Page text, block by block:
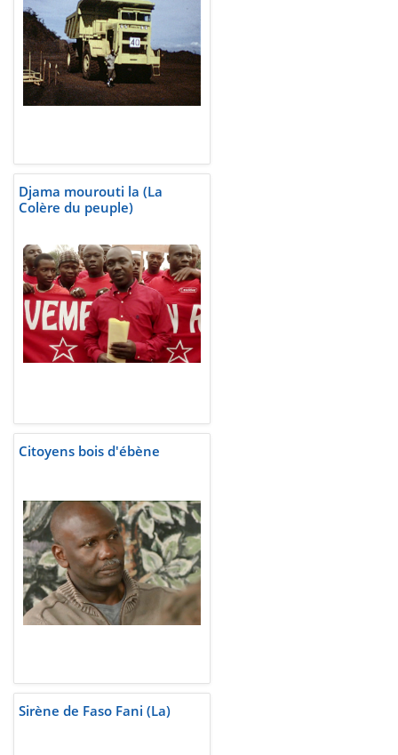
Djama mourouti la (La
Colère du peuple)
Citoyens bois d'ébène
Sirène de Faso Fani (La)